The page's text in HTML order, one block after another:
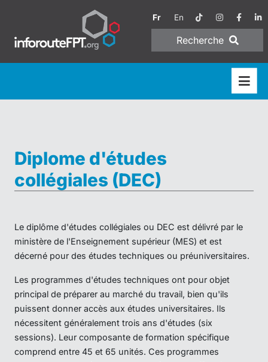
Fr En
Recherche
Diplome d'études
collégiales (DEC)
Le diplôme d'études collégiales ou DEC est délivré par le
ministère de l'Enseignement supérieur (MES) et est
décerné pour des études techniques ou préuniversitaires.
Les programmes d'études techniques ont pour objet
principal de préparer au marché du travail, bien qu'ils
puissent donner accès aux études universitaires. Ils
nécessitent généralement trois ans d'études (six
sessions). Leur composante de formation spécifique
comprend entre 45 et 65 unités. Ces programmes